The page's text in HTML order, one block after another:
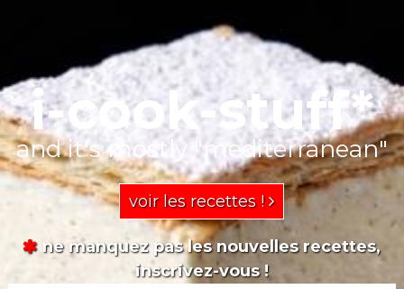
i-cook-stuff*
and it's mostly "mediterranean"
voir les recettes !
ne manquez pas les nouvelles recettes,
inscrivez-vous !